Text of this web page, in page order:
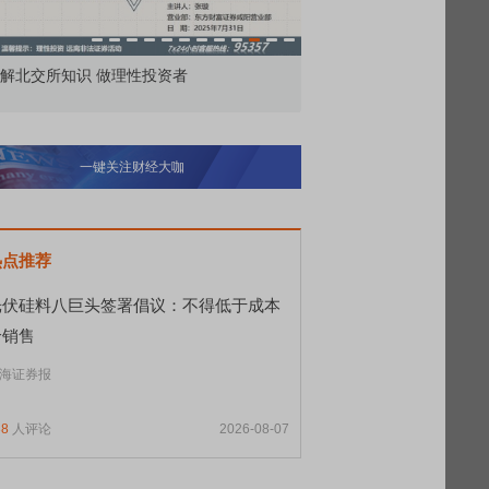
北交所知识 做理性投资者
一键关注财经大咖
推荐
硅料八巨头签署倡议：不得低于成本
售
证券报
人评论 2026-08-07